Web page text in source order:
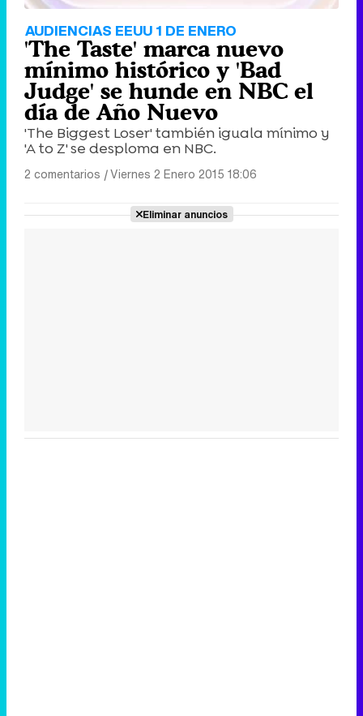
AUDIENCIAS EEUU 1 DE ENERO
'The Taste' marca nuevo
mínimo histórico y 'Bad
Judge' se hunde en NBC el
día de Año Nuevo
'The Biggest Loser' también iguala mínimo y
'A to Z' se desploma en NBC.
2 comentarios |Viernes 2 Enero 2015 18:06
Eliminar anuncios